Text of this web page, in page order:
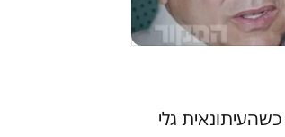
גלי